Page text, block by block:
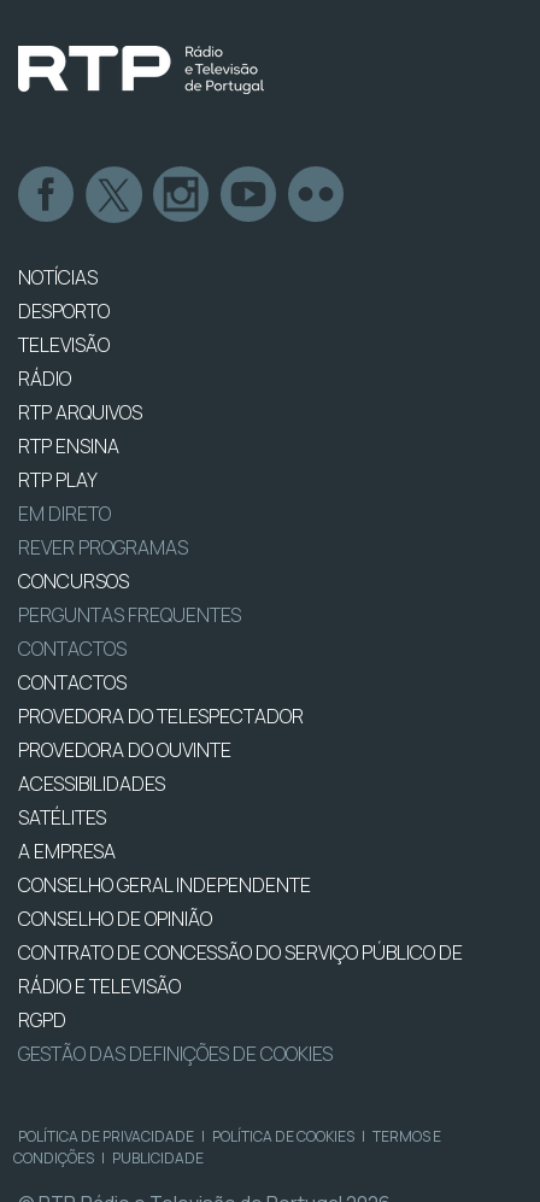
NOTÍCIAS
DESPORTO
TELEVISÃO
RÁDIO
RTP ARQUIVOS
RTP ENSINA
RTP PLAY
EM DIRETO
REVER PROGRAMAS
CONCURSOS
PERGUNTAS FREQUENTES
CONTACTOS
CONTACTOS
PROVEDORA DO TELESPECTADOR
PROVEDORA DO OUVINTE
ACESSIBILIDADES
SATÉLITES
A EMPRESA
CONSELHO GERAL INDEPENDENTE
CONSELHO DE OPINIÃO
CONTRATO DE CONCESSÃO DO SERVIÇO PÚBLICO DE
RÁDIO E TELEVISÃO
RGPD
GESTÃO DAS DEFINIÇÕES DE COOKIES
POLÍTICA DE PRIVACIDADE | POLÍTICA DE COOKIES | TERMOS E
CONDIÇÕES | PUBLICIDADE